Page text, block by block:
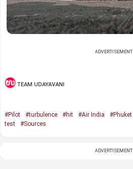
ADVERTISEMENT
TEAM UDAYAVANI
#Pilot #turbulence #hit #Air India #Phuket
test
#Sources
ADVERTISEMENT